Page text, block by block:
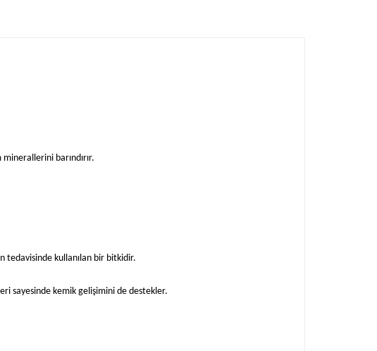
barındırır.
tedavisinde kullanılan bir bitkidir.
sayesinde kemik gelişimini de destekler.